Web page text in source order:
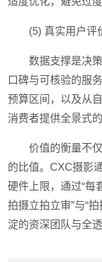
(5) 真实用户评
数据支撑是决
口碑与可核验的服
预算区间，以及从
消费者提供全景式的
价值的衡量不
的比值。CXC摄影
硬件上限，通过“每
拍摄立拍立审”与“
淀的资深团队与全